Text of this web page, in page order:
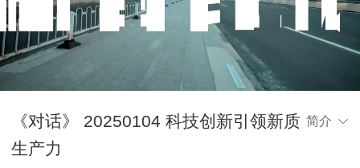
《对话》 20250104 科技创新引领新质
生产力
简介